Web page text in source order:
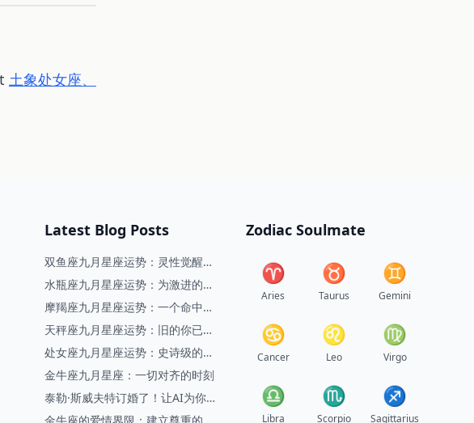
土象处女座、
Latest Blog Posts
双鱼座九月星座运势：灵性觉醒之
月
水瓶座九月星座运势：为激进的变
革做好准备
摩羯座九月星座运势：一个命中注
定的、改变生活的月份
天秤座九月星座运势：旧的你已经
消失
处女座九月星座运势：史诗级的变
化与全新的你
金牛座九月星座：一切对齐的时刻
泰勒·斯威夫特订婚了！让AI为你展
示你的灵魂伴侣
Zodiac Soulmate
♈︎
Aries
♉︎
Taurus
♊︎
Gemini
♋︎
Cancer
♌︎
Leo
♍︎
Virgo
♎︎
Libra
♏︎
Scorpio
♐︎
Sagittarius